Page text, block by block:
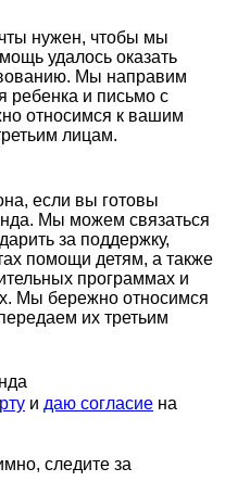
нужен, чтобы мы
удалось оказать
Мы направим
ребенка и письмо с
относимся к вашим
лицам.
если вы готовы
Мы можем связаться
за поддержку,
помощи детям, а также
программах и
Мы бережно относимся
их третьим
и даю согласие на
следите за